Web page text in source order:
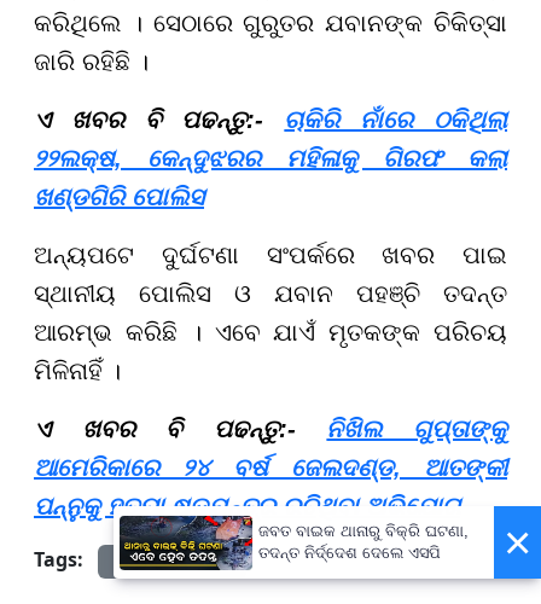
କରିଥିଲେ । ସେଠାରେ ଗୁରୁତର ଯବାନଙ୍କ ଚିକିତ୍ସା
ଜାରି ରହିଛି ।
ଏ ଖବର ବି ପଢନ୍ତୁ:- ଚାକିରି ନାଁରେ ଠକିଥିଲା
୨୨ଲକ୍ଷ, କେନ୍ଦୁଝରର ମହିଳାକୁ ଗିରଫ କଲା
ଖଣ୍ଡଗିରି ପୋଲିସ
ଅନ୍ୟପଟେ ଦୁର୍ଘଟଣା ସଂପର୍କରେ ଖବର ପାଇ
ସ୍ଥାନୀୟ ପୋଲିସ ଓ ଯବାନ ପହଞ୍ଚି ତଦନ୍ତ
ଆରମ୍ଭ କରିଛି । ଏବେ ଯାଏଁ ମୃତକଙ୍କ ପରିଚୟ
ମିଳିନାହିଁ ।
ଏ ଖବର ବି ପଢନ୍ତୁ:- ନିଖିଲ ଗୁପ୍ତାଙ୍କୁ
ଆମେରିକାରେ ୨୪ ବର୍ଷ ଜେଲଦଣ୍ଡ, ଆତଙ୍କୀ
ପନ୍ନୁକୁ ହତ୍ୟା ଷଡ଼ଯନ୍ତ୍ର ରଚିଥିବା ଅଭିଯୋଗ
Tags:
prameyanews7 ×
ଜବତ ବାଇକ ଥାନାରୁ ବିକ୍ରି ଘଟଣା,
ତଦନ୍ତ ନିର୍ଦ୍ଦେଶ ଦେଲେ ଏସପି